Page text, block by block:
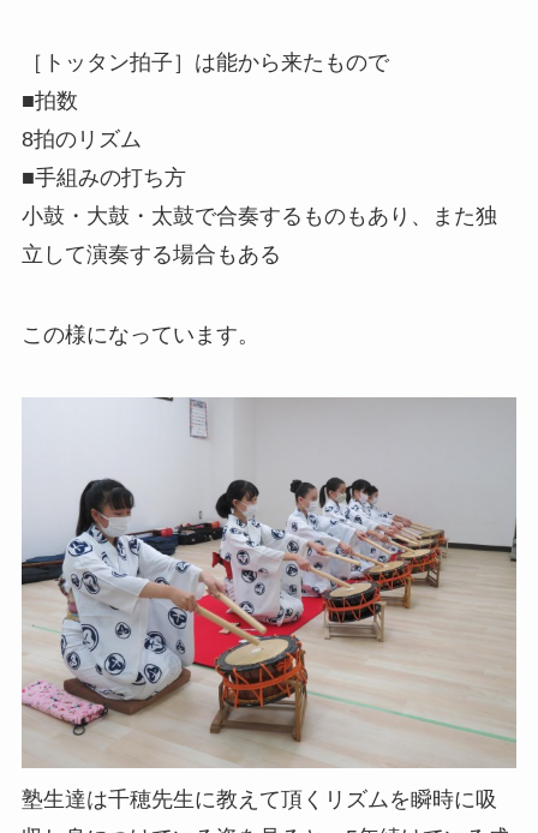
［トッタン拍子］は能から来たもので
■拍数
8拍のリズム
■手組みの打ち方
小鼓・大鼓・太鼓で合奏するものもあり、また独
立して演奏する場合もある
この様になっています。
塾生達は千穂先生に教えて頂くリズムを瞬時に吸